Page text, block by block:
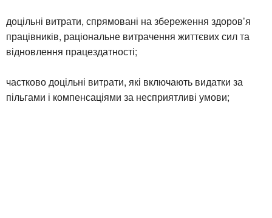
доцільні витрати, спрямовані на збереження здоров’я
працівників, раціональне витрачення життєвих сил та
відновлення працездатності;
частково доцільні витрати, які включають видатки за
пільгами і компенсаціями за несприятливі умови;